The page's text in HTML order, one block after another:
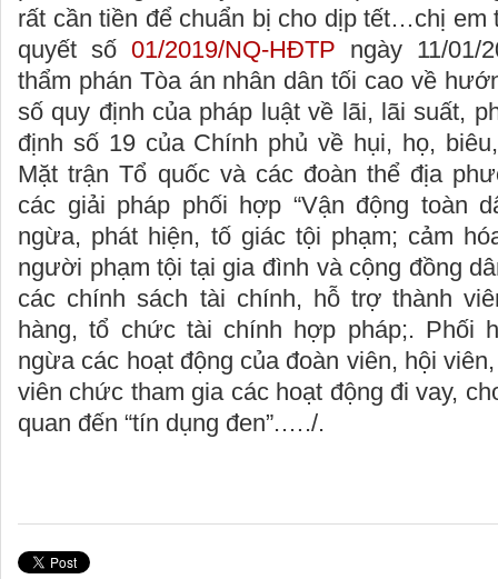
rất cần tiền để chuẩn bị cho dịp tết…chị em
quyết số 01/2019/NQ-HĐTP ngày 11/01/
thẩm phán Tòa án nhân dân tối cao về
số quy định của pháp luật về lãi, lãi suất,
định số 19 của Chính phủ về hụi, họ,
Mặt trận Tổ quốc và các đoàn thể địa
các giải pháp phối hợp “Vận động toàn
ngừa, phát hiện, tố giác tội phạm; cảm
người phạm tội tại gia đình và cộng đồng
các chính sách tài chính, hỗ trợ thành
hàng, tổ chức tài chính hợp pháp;. Phối
ngừa các hoạt động của đoàn viên, hội
viên chức tham gia các hoạt động đi vay,
quan đến “tín dụng đen”.…./.